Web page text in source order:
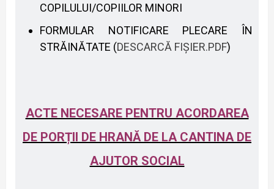
COPILULUI/COPIILOR MINORI
FORMULAR NOTIFICARE PLECARE ÎN
STRĂINĂTATE (DESCARCĂ FIȘIER.PDF)
ACTE NECESARE PENTRU ACORDAREA
DE PORȚII DE HRANĂ DE LA CANTINA DE
AJUTOR SOCIAL